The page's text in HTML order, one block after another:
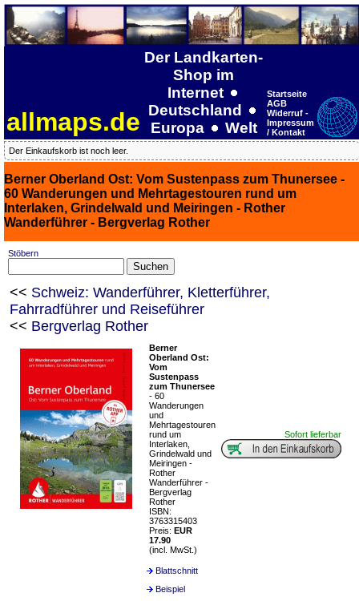
allmaps.de
Der Landkarten-
Shop im
Internet
Deutschland
Europa
Welt
Startseite
AGB
Widerruf -
Impressum
/ Kontakt
Der Einkaufskorb ist noch leer.
Berner Oberland Ost: Vom Sustenpass zum Thunersee -
60 Wanderungen und Mehrtagestouren rund um
Interlaken, Grindelwald und Meiringen - Rother
Wanderführer - Bergverlag Rother
Stöbern
<< Schweiz: Wanderführer, Kletterführer,
Fahrradführer und Reiseführer
<< Bergverlag Rother
Berner
Oberland Ost:
Vom
Sustenpass
zum Thunersee
- 60
Wanderungen
und
Mehrtagestouren
rund um
Interlaken,
Grindelwald und
Meiringen -
Rother
Wanderführer -
Bergverlag
Rother
ISBN:
3763315403
Preis: EUR
17.90
(incl. MwSt.)
Sofort lieferbar
Blattschnitt
Beispiel